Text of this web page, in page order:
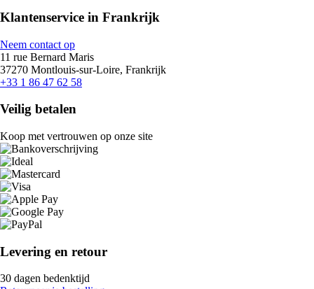
Klantenservice in Frankrijk
Neem contact op
11 rue Bernard Maris
37270 Montlouis-sur-Loire, Frankrijk
+33 1 86 47 62 58
Veilig betalen
Koop met vertrouwen op onze site
Levering en retour
30 dagen bedenktijd